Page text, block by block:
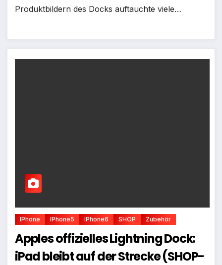
Produktbildern des Docks auftauchte viele…
IPhone IPhone5 IPhone6 SHOP Zubehör
Apples offizielles Lightning Dock:
iPad bleibt auf der Strecke (SHOP-